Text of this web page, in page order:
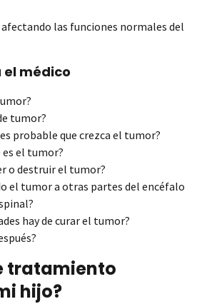
las funciones normales del
médico
tumor?
probable que crezca el tumor?
es el tumor?
o destruir el tumor?
el tumor a otras partes del encéfalo
hay de curar el tumor?
tratamiento
hijo?